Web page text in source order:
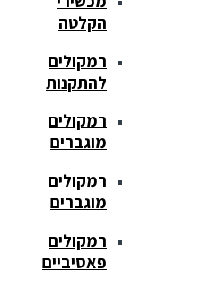
הקלטה
רמקולים
להתקנות
רמקולים
מוגברים
רמקולים
מוגברים
רמקולים
פאסיביים